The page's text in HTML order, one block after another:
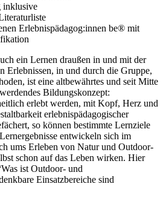
inklusive
Erlebnispädagog:innen be® mit
ein Lernen draußen in und mit der
Erlebnissen, in und durch die Gruppe,
ist eine altbewährtes und seit Mitte
Bildungskonzept:
erlebt werden, mit Kopf, Herz und
erlebnispädagogischer
so können bestimmte Lernziele
entwickeln sich im
ums Erleben von Natur und Outdoor-
schon auf das Leben wirken. Hier
ist Outdoor- und
Einsatzbereiche sind